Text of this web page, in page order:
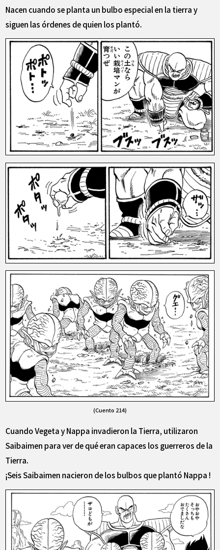
Nacen cuando se planta un bulbo especial en la tierra y
siguen las órdenes de quien los plantó.
(Cuento 214)
Cuando Vegeta y Nappa invadieron la Tierra, utilizaron
Saibaimen para ver de qué eran capaces los guerreros de la
Tierra.
¡Seis Saibaimen nacieron de los bulbos que plantó Nappa !